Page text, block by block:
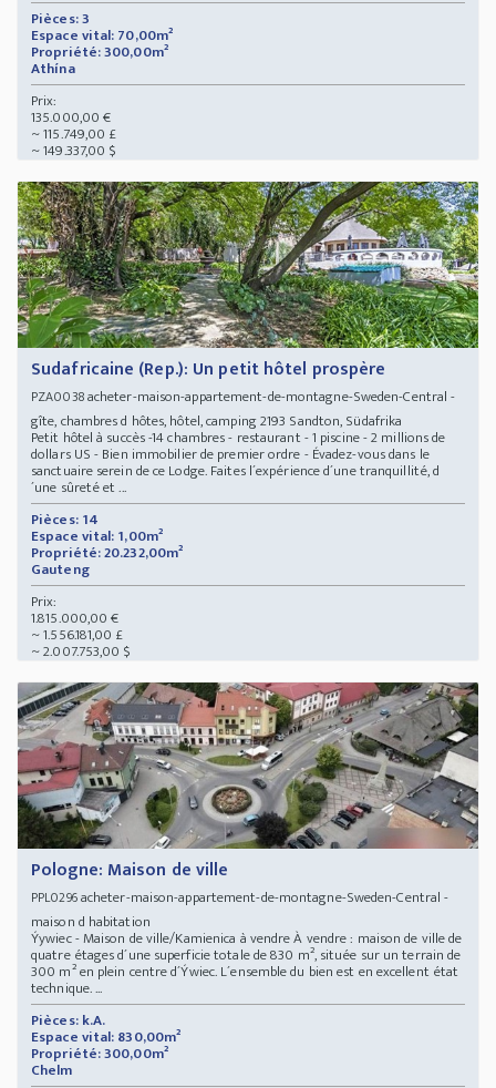
Pièces: 3
Espace vital: 70,00m²
Propriété: 300,00m²
Athína
Prix:
135.000,00 €
~ 115.749,00 £
~ 149.337,00 $
Sudafricaine (Rep.): Un petit hôtel prospère
PZA0038acheter-maison-appartement-de-montagne-Sweden-Central -
gîte, chambres d hôtes, hôtel, camping 2193 Sandton, Südafrika
Petit hôtel à succès -14 chambres - restaurant - 1 piscine - 2 millions de
dollars US - Bien immobilier de premier ordre - Évadez-vous dans le
sanctuaire serein de ce Lodge. Faites l´expérience d´une tranquillité, d
´une sûreté et ...
Pièces: 14
Espace vital: 1,00m²
Propriété: 20.232,00m²
Gauteng
Prix:
1.815.000,00 €
~ 1.556.181,00 £
~ 2.007.753,00 $
Pologne: Maison de ville
PPL0296acheter-maison-appartement-de-montagne-Sweden-Central -
maison d habitation
Ýywiec - Maison de ville/Kamienica à vendre À vendre : maison de ville de
quatre étages d´une superficie totale de 830 m², située sur un terrain de
300 m² en plein centre d´Ýwiec. L´ensemble du bien est en excellent état
technique. ...
Pièces: k.A.
Espace vital: 830,00m²
Propriété: 300,00m²
Chelm